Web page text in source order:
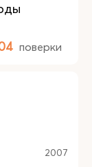
поверки
2007